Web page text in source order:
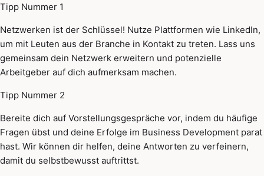
Tipp Nummer 1
Netzwerken ist der Schlüssel! Nutze Plattformen wie LinkedIn,
um mit Leuten aus der Branche in Kontakt zu treten. Lass uns
gemeinsam dein Netzwerk erweitern und potenzielle
Arbeitgeber auf dich aufmerksam machen.
Tipp Nummer 2
Bereite dich auf Vorstellungsgespräche vor, indem du häufige
Fragen übst und deine Erfolge im Business Development parat
hast. Wir können dir helfen, deine Antworten zu verfeinern,
damit du selbstbewusst auftrittst.